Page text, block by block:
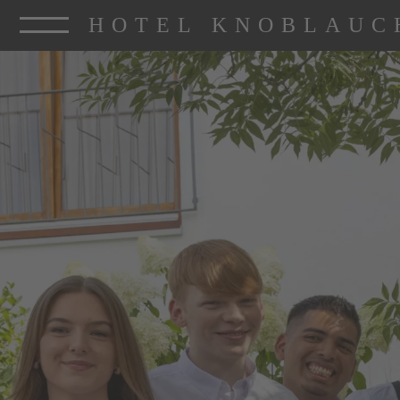
HOTEL